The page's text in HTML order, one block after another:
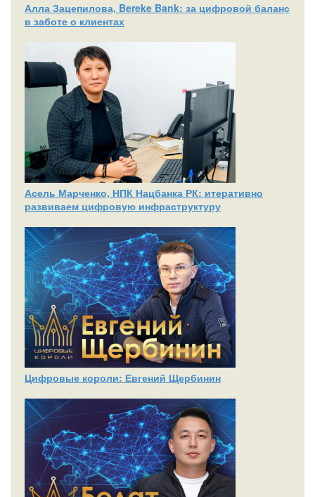
Алла Зацепилова, Bereke Bank: за цифровой баланс
в заботе о клиентах
Асель Марченко, НПК Нацбанка РК: итеративно
развиваем цифровую инфраструктуру
Цифровые короли: Евгений Щербинин